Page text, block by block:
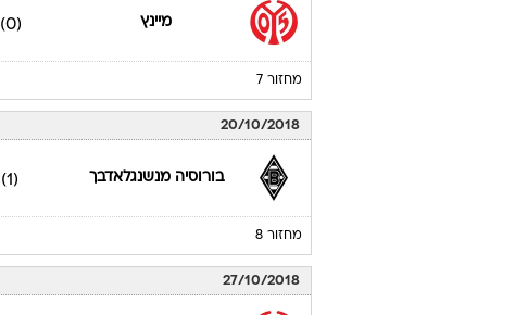
מיינץ (0)
מחזור 7
20/10/2018
בורוסיה מנשנגלאדבך (1)
מחזור 8
27/10/2018